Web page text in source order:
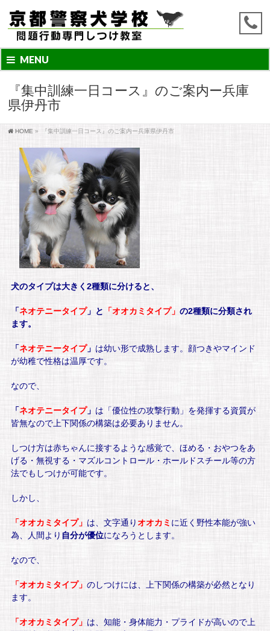
MENU
『集中訓練一日コース』のご案内ー兵庫
県伊丹市
HOME » 『集中訓練一日コース』のご案内ー兵庫県伊丹市
犬のタイプは大きく2種類に分けると、
「ネオテニータイプ」と 「オオカミタイプ」の2種類に分類され
ます。
「ネオテニータイプ」 は幼い形で成熟します。顔つきやマインド
が幼稚で性格は温厚です。
なので、
「ネオテニータイプ」 は「優位性の攻撃行動」を発揮する資質が
皆無なので上下関係の構築は必要ありません。
しつけ方は赤ちゃんに接するような感覚で、ほめる・おやつをあ
げる・無視する・マズルコントロール・ホールドスチール等の方
法でもしつけが可能です。
しかし、
「オオカミタイプ」 は、文字通りオオカミ に近く野性本能が強い
為、人間より 自分が優位になろうとします。
なので、
「オオカミタイプ」のしつけには、上下関係の構築が必然となり
ます。
「オオカミタイプ」 は、知能・身体能力・プライドが高いので上